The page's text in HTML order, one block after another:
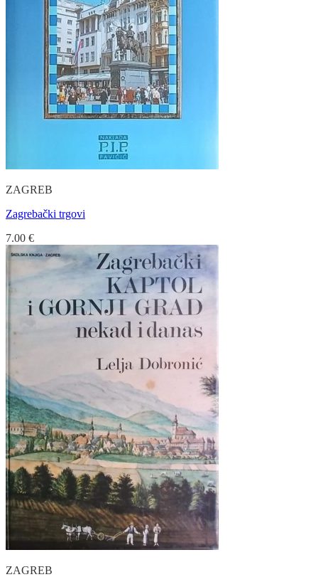
ZAGREB
Zagrebački trgovi
7.00 €
ZAGREB